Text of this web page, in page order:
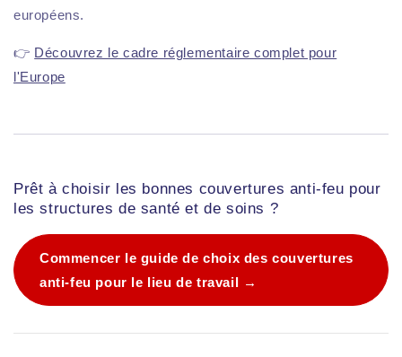
européens.
👉 Découvrez le cadre réglementaire complet pour
l'Europe
Prêt à choisir les bonnes couvertures anti-feu pour
les structures de santé et de soins ?
Commencer le guide de choix des couvertures
anti-feu pour le lieu de travail →